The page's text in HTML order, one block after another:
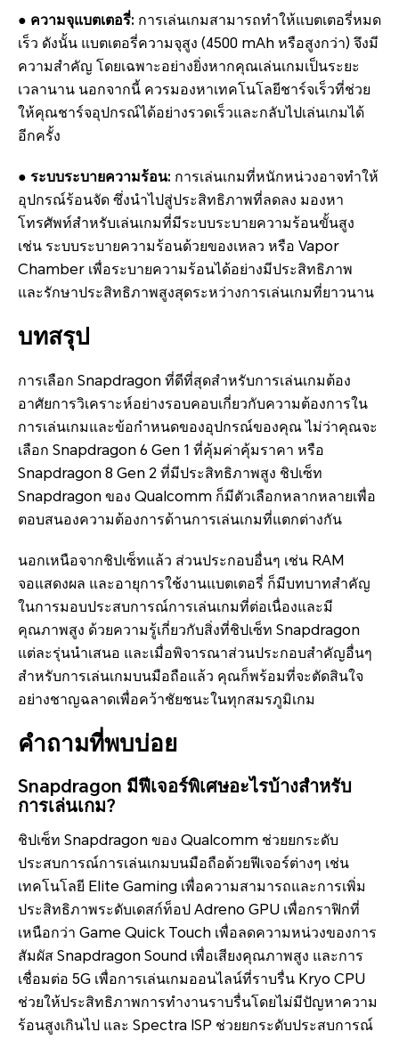
● ความจุแบตเตอรี่: การเล่นเกมสามารถทำให้แบตเตอรี่หมด
เร็ว ดังนั้น แบตเตอรี่ความจุสูง (4500 mAh หรือสูงกว่า) จึงมี
ความสำคัญ โดยเฉพาะอย่างยิ่งหากคุณเล่นเกมเป็นระยะ
เวลานาน นอกจากนี้ ควรมองหาเทคโนโลยีชาร์จเร็วที่ช่วย
ให้คุณชาร์จอุปกรณ์ได้อย่างรวดเร็วและกลับไปเล่นเกมได้
อีกครั้ง
● ระบบระบายความร้อน: การเล่นเกมที่หนักหน่วงอาจทำให้
อุปกรณ์ร้อนจัด ซึ่งนำไปสู่ประสิทธิภาพที่ลดลง มองหา
โทรศัพท์สำหรับเล่นเกมที่มีระบบระบายความร้อนขั้นสูง
เช่น ระบบระบายความร้อนด้วยของเหลว หรือ Vapor
Chamber เพื่อระบายความร้อนได้อย่างมีประสิทธิภาพ
และรักษาประสิทธิภาพสูงสุดระหว่างการเล่นเกมที่ยาวนาน
บทสรุป
การเลือก Snapdragon ที่ดีที่สุดสำหรับการเล่นเกมต้อง
อาศัยการวิเคราะห์อย่างรอบคอบเกี่ยวกับความต้องการใน
การเล่นเกมและข้อกำหนดของอุปกรณ์ของคุณ ไม่ว่าคุณจะ
เลือก Snapdragon 6 Gen 1 ที่คุ้มค่าคุ้มราคา หรือ
Snapdragon 8 Gen 2 ที่มีประสิทธิภาพสูง ชิปเซ็ท
Snapdragon ของ Qualcomm ก็มีตัวเลือกหลากหลายเพื่อ
ตอบสนองความต้องการด้านการเล่นเกมที่แตกต่างกัน
นอกเหนือจากชิปเซ็ทแล้ว ส่วนประกอบอื่นๆ เช่น RAM
จอแสดงผล และอายุการใช้งานแบตเตอรี่ ก็มีบทบาทสำคัญ
ในการมอบประสบการณ์การเล่นเกมที่ต่อเนื่องและมี
คุณภาพสูง ด้วยความรู้เกี่ยวกับสิ่งที่ชิปเซ็ท Snapdragon
แต่ละรุ่นนำเสนอ และเมื่อพิจารณาส่วนประกอบสำคัญอื่นๆ
สำหรับการเล่นเกมบนมือถือแล้ว คุณก็พร้อมที่จะตัดสินใจ
อย่างชาญฉลาดเพื่อคว้าชัยชนะในทุกสมรภูมิเกม
คำถามที่พบบ่อย
Snapdragon มีฟีเจอร์พิเศษอะไรบ้างสำหรับ
การเล่นเกม?
ชิปเซ็ท Snapdragon ของ Qualcomm ช่วยยกระดับ
ประสบการณ์การเล่นเกมบนมือถือด้วยฟีเจอร์ต่างๆ เช่น
เทคโนโลยี Elite Gaming เพื่อความสามารถและการเพิ่ม
ประสิทธิภาพระดับเดสก์ท็อป Adreno GPU เพื่อกราฟิกที่
เหนือกว่า Game Quick Touch เพื่อลดความหน่วงของการ
สัมผัส Snapdragon Sound เพื่อเสียงคุณภาพสูง และการ
เชื่อมต่อ 5G เพื่อการเล่นเกมออนไลน์ที่ราบรื่น Kryo CPU
ช่วยให้ประสิทธิภาพการทำงานราบรื่นโดยไม่มีปัญหาความ
ร้อนสูงเกินไป และ Spectra ISP ช่วยยกระดับประสบการณ์